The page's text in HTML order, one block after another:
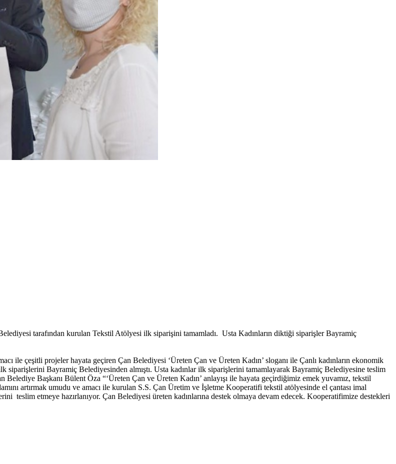
tarafından kurulan Tekstil Atölyesi ilk siparişini tamamladı. Usta Kadınların diktiği siparişler Bayramiç
ile çeşitli projeler hayata geçiren Çan Belediyesi ‘Üreten Çan ve Üreten Kadın’ sloganı ile Çanlı kadınların ekonomik
Bayramiç Belediyesinden almıştı. Usta kadınlar ilk siparişlerini tamamlayarak Bayramiç Belediyesine teslim
Başkanı Bülent Öza “‘Üreten Çan ve Üreten Kadın’ anlayışı ile hayata geçirdiğimiz emek yuvamız, tekstil
artırmak umudu ve amacı ile kurulan S.S. Çan Üretim ve İşletme Kooperatifi tekstil atölyesinde el çantası imal
teslim etmeye hazırlanıyor. Çan Belediyesi üreten kadınlarına destek olmaya devam edecek. Kooperatifimize destekleri